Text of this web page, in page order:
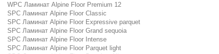
WPC Ламинат Alpine Floor Premium 12
SPC Ламинат Alpine Floor Classic
SPC Ламинат Alpine Floor Expressive parquet
SPC Ламинат Alpine Floor Grand sequoia
SPC Ламинат Alpine Floor Intense
SPC Ламинат Alpine Floor Parquet light